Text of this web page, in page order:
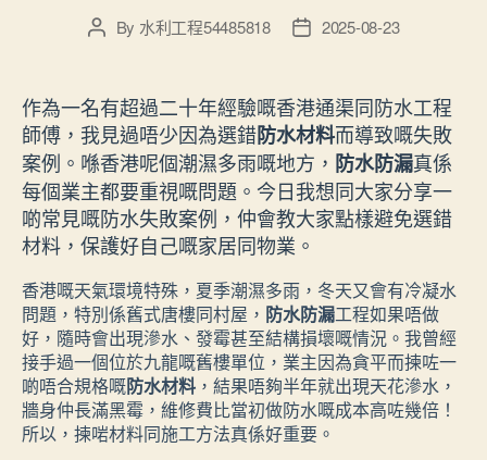
PostBy 水利工程54485818
Post2025-08-23
作為一名有超過二十年經驗嘅香港通渠同防水工程
師傅，我見過唔少因為選錯防水材料而導致嘅失敗
案例。喺香港呢個潮濕多雨嘅地方， 防水防漏真係
每個業主都要重視嘅問題。今日我想同大家分享一
啲常見嘅防水失敗案例，仲會教大家點樣避免選錯
材料，保護好自己嘅家居同物業。
香港嘅天氣環境特殊，夏季潮濕多雨，冬天又會有冷凝水
問題，特別係舊式唐樓同村屋， 防水防漏工程如果唔做
好，隨時會出現滲水、發霉甚至結構損壞嘅情況。我曾經
接手過一個位於九龍嘅舊樓單位，業主因為貪平而揀咗一
啲唔合規格嘅防水材料 ，結果唔夠半年就出現天花滲水，
牆身仲長滿黑霉，維修費比當初做防水嘅成本高咗幾倍！
所以，揀啱材料同施工方法真係好重要。